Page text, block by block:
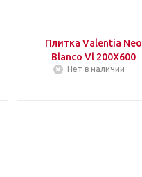
Плитка Valentia Neo
Blanco Vl 200Х600
Нет в наличии